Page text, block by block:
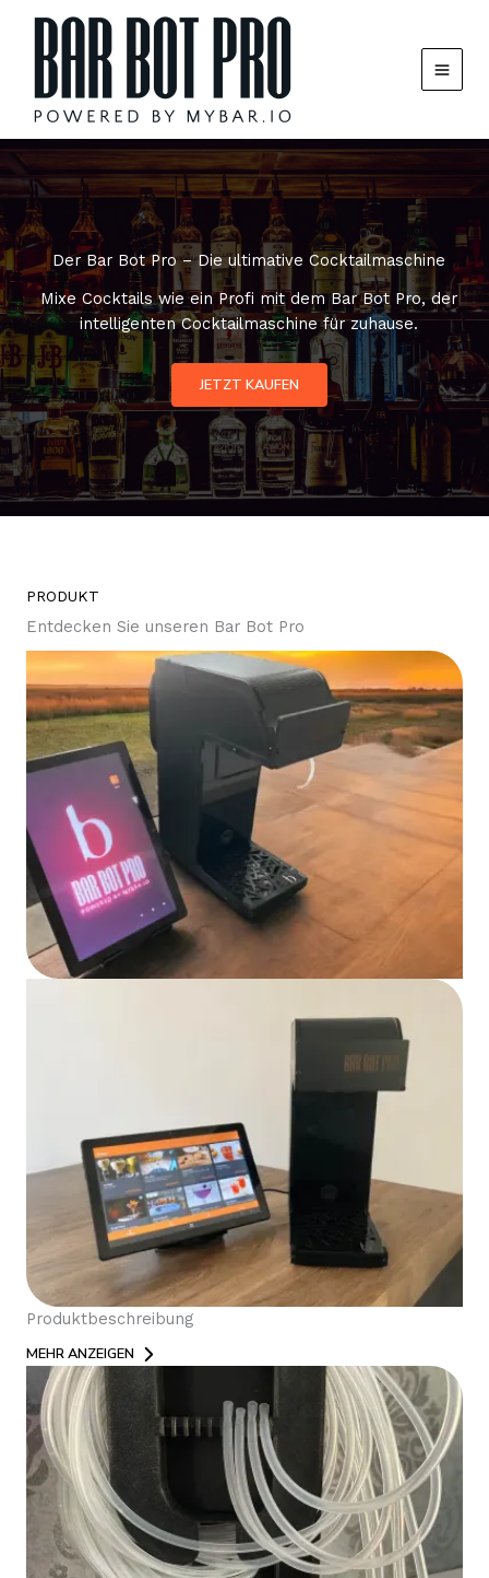
springen
Der Bar Bot Pro – Die ultimative Cocktailmaschine
Mixe Cocktails wie ein Profi mit dem Bar Bot Pro, der
intelligenten Cocktailmaschine für zuhause.
JETZT KAUFEN
PRODUKT
Entdecken Sie unseren Bar Bot Pro
Produktbeschreibung
MEHR ANZEIGEN